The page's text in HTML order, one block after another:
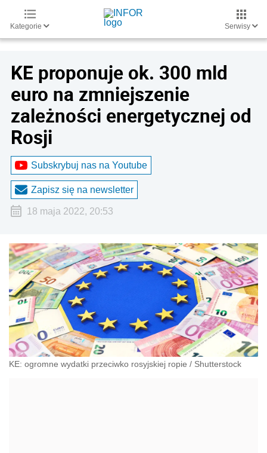
Kategorie Serwisy
KE proponuje ok. 300 mld
euro na zmniejszenie
zależności energetycznej od
Rosji
Subskrybuj nas na Youtube
Zapisz się na newsletter
18 maja 2022, 20:53
KE: ogromne wydatki przeciwko rosyjskiej ropie / Shutterstock